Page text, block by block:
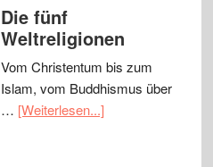
Die fünf
Weltreligionen
Vom Christentum bis zum
Islam, vom Buddhismus über
… [Weiterlesen...]